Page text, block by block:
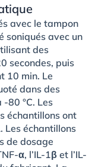
avec le tampon
soniqués avec un
des
secondes, puis
10 min. Le
dans des
80 °C. Les
échantillons ont
Les échantillons
de dosage
α, l’IL-1β et l’IL-